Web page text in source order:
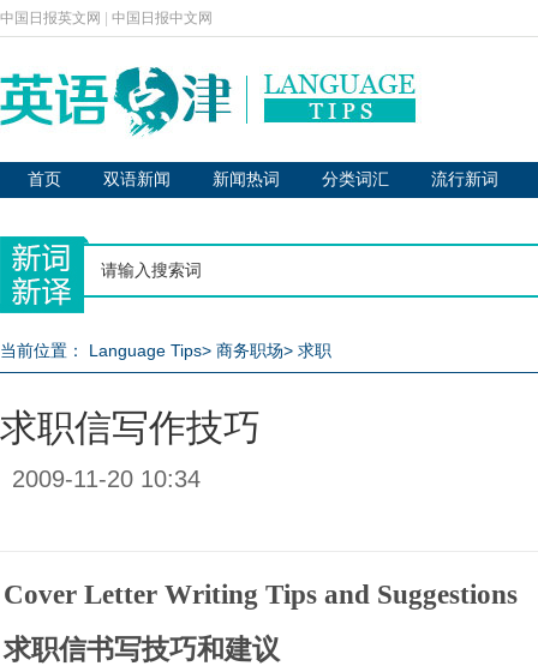
中国日报英文网 中国日报中文网
首页 双语新闻 新闻热词 分类词汇 流行新词
当前位置： Language Tips> 商务职场> 求职
求职信写作技巧
2009-11-20 10:34
Cover Letter Writing Tips and Suggestions
求职信书写技巧和建议